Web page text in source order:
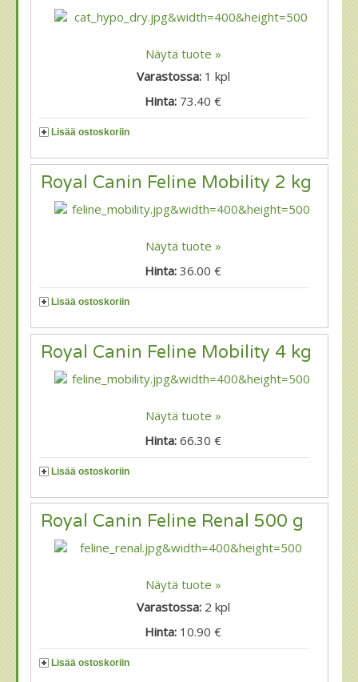
Näytä tuote »
Varastossa: 1 kpl
Hinta: 73.40 €
Lisää ostoskoriin
Royal Canin Feline Mobility 2 kg
Näytä tuote »
Hinta:36.00 €
Lisää ostoskoriin
Royal Canin Feline Mobility 4 kg
Näytä tuote »
Hinta:66.30 €
Lisää ostoskoriin
Royal Canin Feline Renal 500 g
Näytä tuote »
Varastossa: 2 kpl
Hinta: 10.90 €
Lisää ostoskoriin